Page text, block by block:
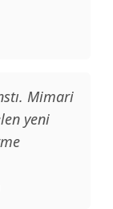
Mimari
yeni